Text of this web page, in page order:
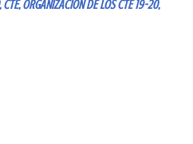
CTE ORGANIZACIÓN DE LOS CTE 19-20